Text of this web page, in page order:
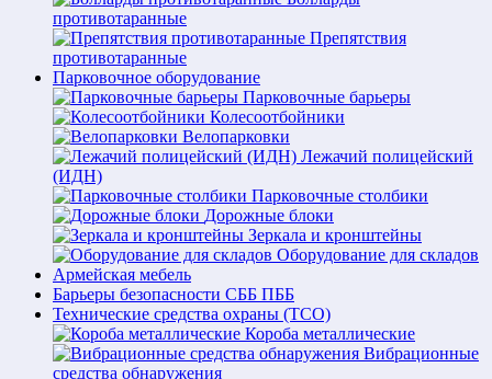
противотаранные
Препятствия
противотаранные
Парковочное оборудование
Парковочные барьеры
Колесоотбойники
Велопарковки
Лежачий полицейский
(ИДН)
Парковочные столбики
Дорожные блоки
Зеркала и кронштейны
Оборудование для складов
Армейская мебель
Барьеры безопасности СББ ПББ
Технические средства охраны (ТСО)
Короба металлические
Вибрационные
средства обнаружения